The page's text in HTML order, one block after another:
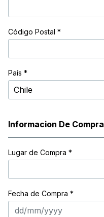
Código Postal *
País *
Informacion De Compra
Lugar de Compra *
Fecha de Compra *